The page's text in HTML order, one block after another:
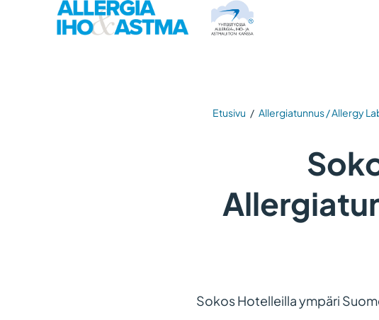
Etusivu / Allergiatunnus / Allergy
Sokos Hotelleilla ympäri